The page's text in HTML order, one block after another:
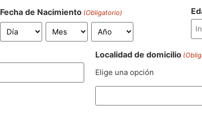
Fecha de Nacimiento (Obligatorio)
Localidad de domicilio
Elige una opción